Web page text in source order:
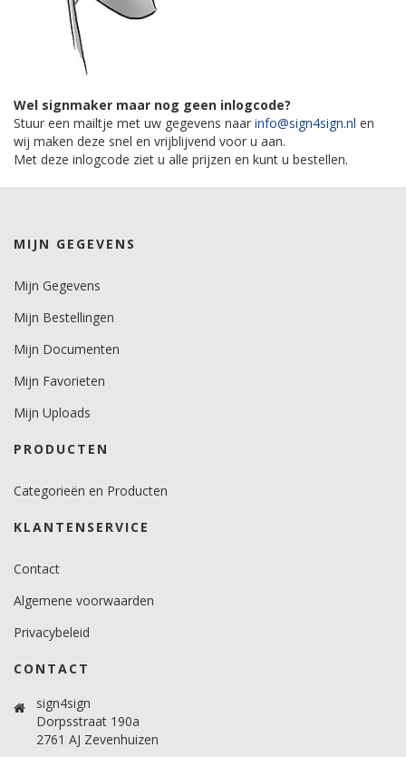
Wel signmaker maar nog geen inlogcode?
Stuur een mailtje met uw gegevens naar info@sign4sign.nl en
wij maken deze snel en vrijblijvend voor u aan.
Met deze inlogcode ziet u alle prijzen en kunt u bestellen.
MIJN GEGEVENS
Mijn Gegevens
Mijn Bestellingen
Mijn Documenten
Mijn Favorieten
Mijn Uploads
PRODUCTEN
Categorieën en Producten
KLANTENSERVICE
Contact
Algemene voorwaarden
Privacybeleid
CONTACT
sign4sign
Dorpsstraat 190a
2761 AJ Zevenhuizen